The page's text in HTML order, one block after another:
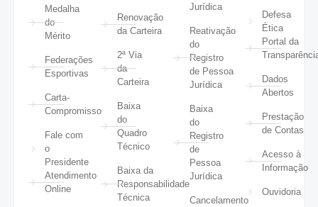
Medalha
do
Mérito
Federações
Esportivas
Carta-
Compromisso
Fale com
o
Presidente
Atendimento
Online
Renovação
da Carteira
2ª Via
da
Carteira
Baixa
do
Quadro
Técnico
Baixa da
Responsabilidade
Técnica
Jurídica
Reativação
do
Registro
de Pessoa
Jurídica
Baixa
do
Registro
de
Pessoa
Jurídica
Cancelamento
Defesa
Ética
Portal da
Dados
Abertos
Prestação
de Contas
Acesso à
Informação
Ouvidoria